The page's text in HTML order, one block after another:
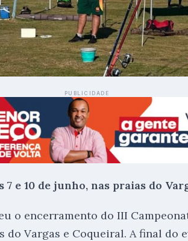
PUBLICIDADE
e 10 de junho, nas praias do
o encerramento do III
do Vargas e Coqueiral. A final do